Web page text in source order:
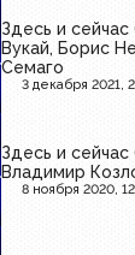
Здесь и
Вукай, Борис
Семаго
3 декабря 2021,
Здесь и
Владимир
8 ноября 2020,